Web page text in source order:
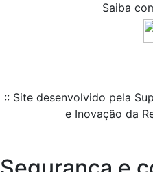
Saiba
:: Site desenvolvido pela
e Inovação da